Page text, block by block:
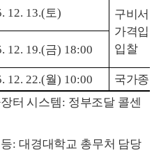
12. 13.(토)
구비서
가격입
입찰
12. 19.(금) 18:00
12. 22.(월) 10:00
국가종
터 시스템: 정부조달 콜센
: 대경대학교 총무처 담당